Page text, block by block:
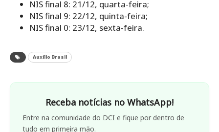
NIS final 8: 21/12, quarta-feira;
NIS final 9: 22/12, quinta-feira;
NIS final 0: 23/12, sexta-feira.
Auxílio Brasil
Receba notícias no WhatsApp!
Entre na comunidade do DCI e fique por dentro de
tudo em primeira mão.